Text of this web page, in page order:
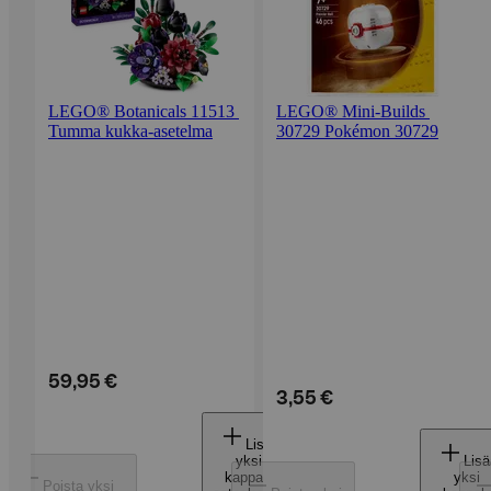
LEGO® Botanicals 11513
Tumma kukka-asetelma
59,95 €
Poista yksi
Lisää
yksi
kappale
LEGO® Mini-Builds
30729 Pokémon 30729
3,55 €
yksi